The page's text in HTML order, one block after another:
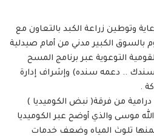
وتوطين زراعة الكبد بالتعاون مع
بالسوق الكبير مدني من أمام صيدلية
التوعوية عبر برنامج المسح
.. دعمه سنده) وإشراف إدارة
.
من فرقة( نبض الكوميديا )
موسى والذي أوضح عبر الكوميديا
تلوث المياه وضعف خدمات